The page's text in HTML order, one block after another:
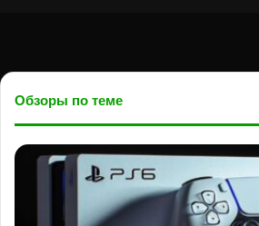
Обзоры по теме